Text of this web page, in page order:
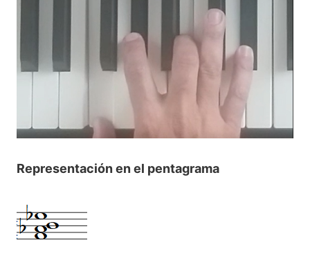
Representación en el pentagrama